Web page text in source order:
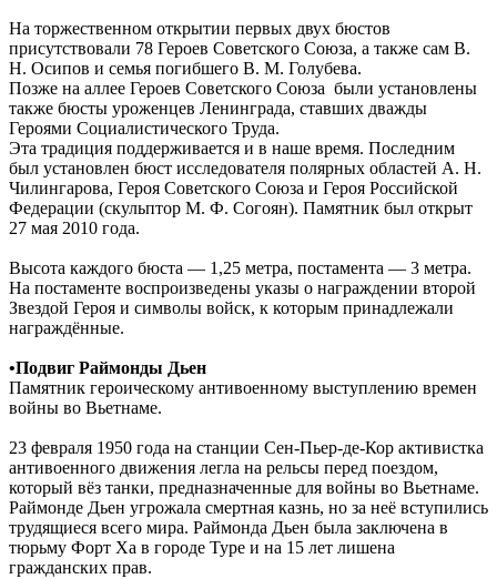
На торжественном открытии первых двух бюстов
присутствовали 78 Героев Советского Союза, а также сам В.
Н. Осипов и семья погибшего В. М. Голубева.
Позже на аллее Героев Советского Союза были установлены
также бюсты уроженцев Ленинграда, ставших дважды
Героями Социалистического Труда.
Эта традиция поддерживается и в наше время. Последним
был установлен бюст исследователя полярных областей А. Н.
Чилингарова, Героя Советского Союза и Героя Российской
Федерации (скульптор М. Ф. Согоян). Памятник был открыт
27 мая 2010 года.
Высота каждого бюста — 1,25 метра, постамента — 3 метра.
На постаменте воспроизведены указы о награждении второй
Звездой Героя и символы войск, к которым принадлежали
награждённые.
•Подвиг Раймонды Дьен
Памятник героическому антивоенному выступлению времен
войны во Вьетнаме.
23 февраля 1950 года на станции Сен-Пьер-де-Кор активистка
антивоенного движения легла на рельсы перед поездом,
который вёз танки, предназначенные для войны во Вьетнаме.
Раймонде Дьен угрожала смертная казнь, но за неё вступились
трудящиеся всего мира. Раймонда Дьен была заключена в
тюрьму Форт Ха в городе Туре и на 15 лет лишена
гражданских прав.